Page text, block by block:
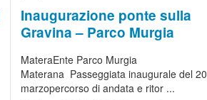
Inaugurazione ponte sulla
Gravina – Parco Murgia
MateraEnte Parco Murgia
Materana Passeggiata inaugurale del 20
marzopercorso di andata e ritor ...